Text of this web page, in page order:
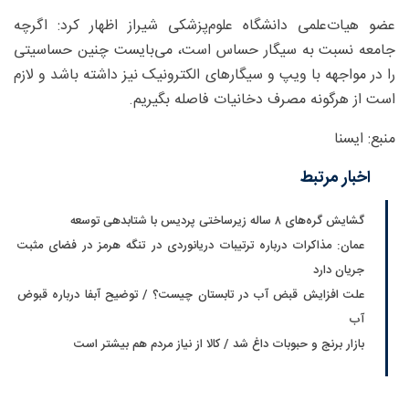
عضو هیات‌علمی دانشگاه علوم‌پزشکی شیراز اظهار کرد: اگرچه
جامعه نسبت به سیگار حساس است، می‌بایست چنین حساسیتی
را در مواجهه با ویپ و سیگارهای الکترونیک نیز داشته‌ باشد و لازم
است از هرگونه مصرف دخانیات فاصله‌ بگیریم.
منبع: ایسنا
اخبار مرتبط
گشایش گره‌های ۸ ساله زیرساختی پردیس با شتابدهی توسعه
عمان: مذاکرات درباره ترتیبات دریانوردی در تنگه هرمز در فضای مثبت
جریان دارد
علت افزایش قبض آب در تابستان چیست؟ / توضیح آبفا درباره قبوض
آب
بازار برنج و حبوبات داغ شد / کالا از نیاز مردم هم بیشتر است